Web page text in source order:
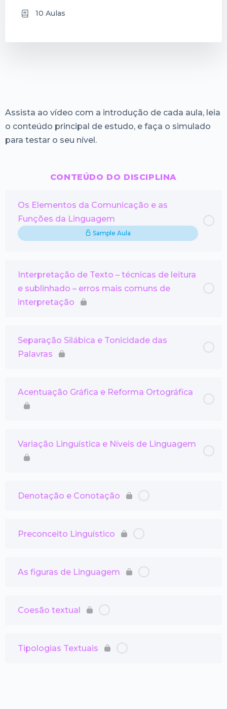
Assista ao vídeo com a introdução de cada aula, leia
o conteúdo principal de estudo, e faça o simulado
para testar o seu nível.
CONTEÚDO DO DISCIPLINA
Os Elementos da Comunicação e as
Funções da Linguagem
Sample Aula
Interpretação de Texto – técnicas de leitura
e sublinhado – erros mais comuns de
interpretação
Separação Silábica e Tonicidade das
Palavras
Acentuação Gráfica e Reforma Ortográfica
Variação Linguística e Níveis de Linguagem
Denotação e Conotação
Preconceito Linguístico
As figuras de Linguagem
Coesão textual
Tipologias Textuais
10 Aulas